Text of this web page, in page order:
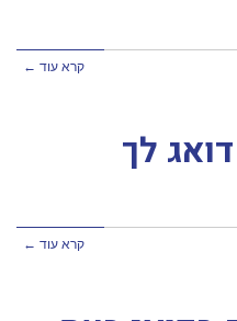
קרא עוד ←
לך
קרא עוד ←